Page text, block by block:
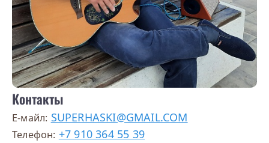
Контакты
E-майл: SUPERHASKI@GMAIL.COM
Телефон: +7 910 364 55 39